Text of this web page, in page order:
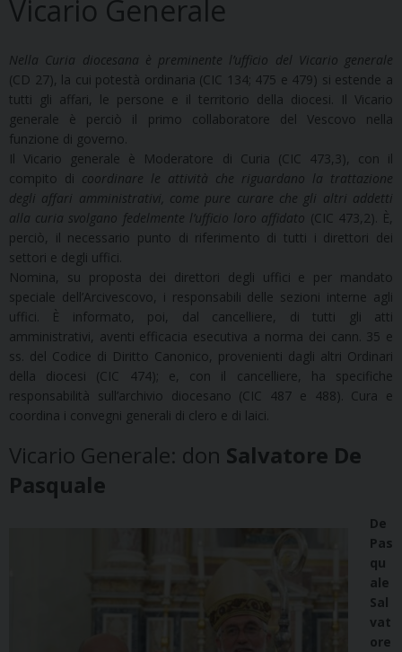
Vicario Generale
Nella Curia diocesana è preminente l’ufficio del Vicario generale
(CD 27), la cui potestà ordinaria (CIC 134; 475 e 479) si estende a
tutti gli affari, le persone e il territorio della diocesi. Il Vicario
generale è perciò il primo collaboratore del Vescovo nella
funzione di governo.
Il Vicario generale è Moderatore di Curia (CIC 473,3), con il
compito di coordinare le attività che riguardano la trattazione
degli affari amministrativi, come pure curare che gli altri addetti
alla curia svolgano fedelmente l’ufficio loro affidato (CIC 473,2). È,
perciò, il necessario punto di riferimento di tutti i direttori dei
settori e degli uffici.
Nomina, su proposta dei direttori degli uffici e per mandato
speciale dell’Arcivescovo, i responsabili delle sezioni interne agli
uffici. È informato, poi, dal cancelliere, di tutti gli atti
amministrativi, aventi efficacia esecutiva a norma dei cann. 35 e
ss. del Codice di Diritto Canonico, provenienti dagli altri Ordinari
della diocesi (CIC 474); e, con il cancelliere, ha specifiche
responsabilità sull’archivio diocesano (CIC 487 e 488). Cura e
coordina i convegni generali di clero e di laici.
Vicario Generale: don Salvatore De
Pasquale
De
Pas
qu
ale
Sal
vat
ore